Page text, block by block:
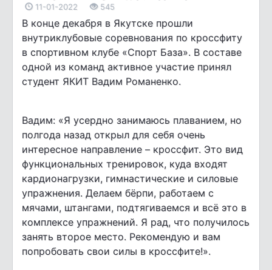
11-01-2022 545
В конце декабря в Якутске прошли
внутриклубовые соревнования по кроссфиту
в спортивном клубе «Спорт База». В составе
одной из команд активное участие принял
студент ЯКИТ Вадим Романенко.
Вадим: «Я усердно занимаюсь плаванием, но
полгода назад открыл для себя очень
интересное направление – кроссфит. Это вид
функциональных тренировок, куда входят
кардионагрузки, гимнастические и силовые
упражнения. Делаем бёрпи, работаем с
мячами, штангами, подтягиваемся и всё это в
комплексе упражнений. Я рад, что получилось
занять второе место. Рекомендую и вам
попробовать свои силы в кроссфите!».